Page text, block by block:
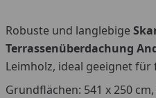
Robuste und langlebige
Terrassenüberdachung
Leimholz, ideal geeignet
Grundflächen: 541 x 250